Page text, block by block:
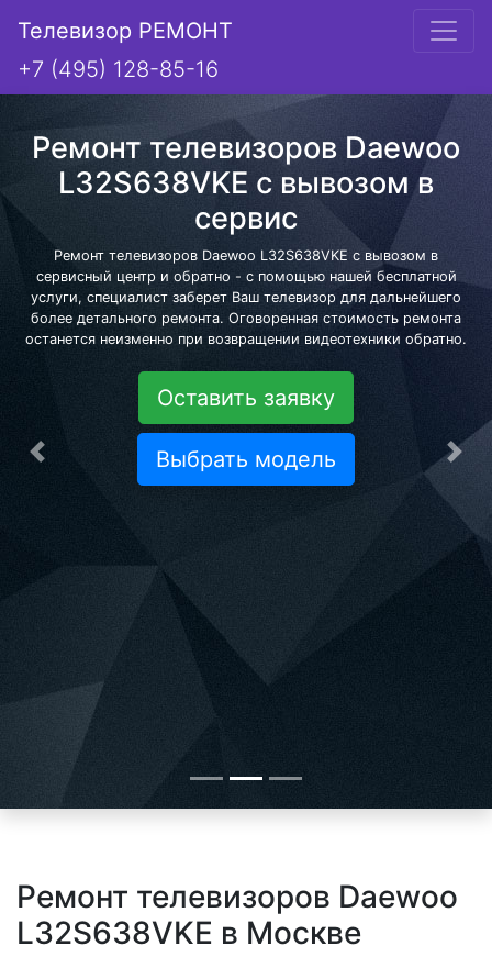
Телевизор РЕМОНТ
+7 (495) 128-85-16
Ремонт телевизоров Daewoo
L32S638VKE с вывозом в
сервис
Ремонт телевизоров Daewoo L32S638VKE с вывозом в
сервисный центр и обратно - с помощью нашей бесплатной
услуги, специалист заберет Ваш телевизор для дальнейшего
более детального ремонта. Оговоренная стоимость ремонта
останется неизменно при возвращении видеотехники обратно.
Оставить заявку
Выбрать модель
Предыдущая
Ремонт телевизоров Daewoo
L32S638VKE в Москве